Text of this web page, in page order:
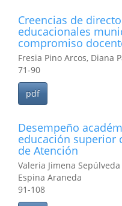
Creencias de
educacionales
compromiso
Fresia Pino Arcos, Diana
71-90
pdf
Desempeño
educación superior
de Atención
Valeria Jimena
Espina Araneda
91-108